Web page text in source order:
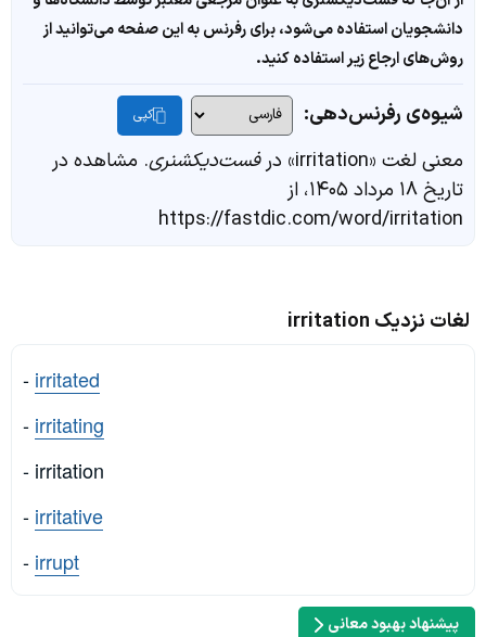
دانشجویان استفاده می‌شود، برای رفرنس به این صفحه می‌توانید از
روش‌های ارجاع زیر استفاده کنید.
شیوه‌ی رفرنس‌دهی: کپی
معنی لغت «irritation» در فست‌دیکشنری. مشاهده در
تاریخ ۱۸ مرداد ۱۴۰۵، از
https://fastdic.com/word/irritation
لغات نزدیک irritation
- irritated
- irritating
- irritation
- irritative
- irrupt
پیشنهاد بهبود معانی